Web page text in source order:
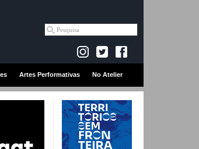
Artes Performativas No Atelier